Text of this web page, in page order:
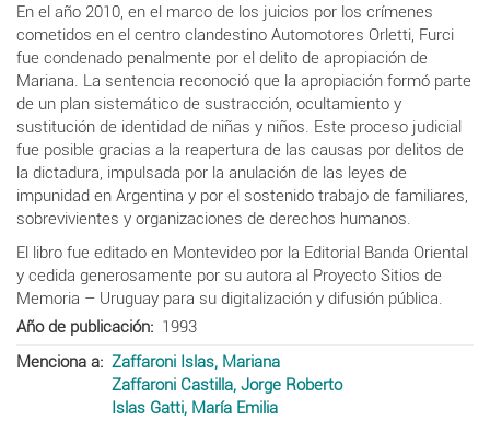
En el año 2010, en el marco de los juicios por los crímenes
cometidos en el centro clandestino Automotores Orletti, Furci
fue condenado penalmente por el delito de apropiación de
Mariana. La sentencia reconoció que la apropiación formó parte
de un plan sistemático de sustracción, ocultamiento y
sustitución de identidad de niñas y niños. Este proceso judicial
fue posible gracias a la reapertura de las causas por delitos de
la dictadura, impulsada por la anulación de las leyes de
impunidad en Argentina y por el sostenido trabajo de familiares,
sobrevivientes y organizaciones de derechos humanos.
El libro fue editado en Montevideo por la Editorial Banda Oriental
y cedida generosamente por su autora al Proyecto Sitios de
Memoria – Uruguay para su digitalización y difusión pública.
Año de publicación
1993
Menciona a
Zaffaroni Islas, Mariana
Zaffaroni Castilla, Jorge Roberto
Islas Gatti, María Emilia